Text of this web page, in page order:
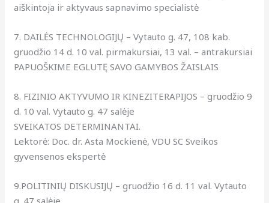
aiškintoja ir aktyvaus sapnavimo specialistė
7. DAILĖS TECHNOLOGIJŲ – Vytauto g. 47, 108 kab.
gruodžio 14 d. 10 val. pirmakursiai, 13 val. – antrakursiai
PAPUOŠKIME EGLUTĘ SAVO GAMYBOS ŽAISLAIS
8. FIZINIO AKTYVUMO IR KINEZITERAPIJOS – gruodžio 9
d. 10 val. Vytauto g. 47 salėje
SVEIKATOS DETERMINANTAI.
Lektorė: Doc. dr. Asta Mockienė, VDU SC Sveikos
gyvensenos ekspertė
9.POLITINIŲ DISKUSIJŲ – gruodžio 16 d. 11 val. Vytauto
g. 47 salėje